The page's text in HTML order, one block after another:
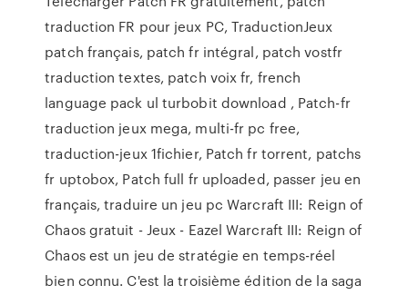
traduction FR pour jeux PC, TraductionJeux
patch français, patch fr intégral, patch vostfr
traduction textes, patch voix fr, french
language pack ul turbobit download , Patch-fr
traduction jeux mega, multi-fr pc free,
traduction-jeux 1fichier, Patch fr torrent, patchs
fr uptobox, Patch full fr uploaded, passer jeu en
français, traduire un jeu pc Warcraft III: Reign of
Chaos gratuit - Jeux - Eazel Warcraft III: Reign of
Chaos est un jeu de stratégie en temps-réel
bien connu. C'est la troisième édition de la saga